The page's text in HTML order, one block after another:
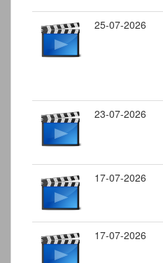
25-07-2026
23-07-2026
17-07-2026
17-07-2026